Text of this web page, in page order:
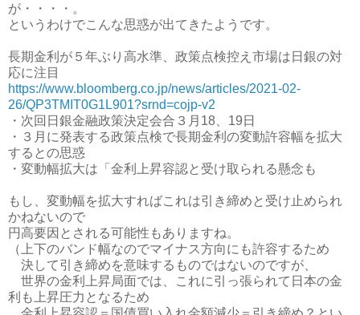
が・・・・。
というわけでこんな思惑が出てきたようです。
長期金利が５年ぶり高水準、政策点検控え市場は日銀の対
応に注目
https://www.bloomberg.co.jp/news/articles/2021-02-
26/QP3TMIT0G1L901?srnd=cojp-v2
・次回日銀金融政策決定会合３月18、19日
・３月に発表する政策点検で長期金利の変動許容幅を拡大
するとの思惑
・変動幅拡大は「金利上昇容認と受け取られる懸念も
もし、変動幅を拡大すればこれは引き締めと受け止められ
かねないので
円高要因とされる可能性もありますね。
（上下のバンド幅なのでマイナス方向にも許容するため
決して引き締めを意味するものではないのですが、
世界の金利上昇局面では、これに引っ張られて日本の金
利も上昇圧力となるため